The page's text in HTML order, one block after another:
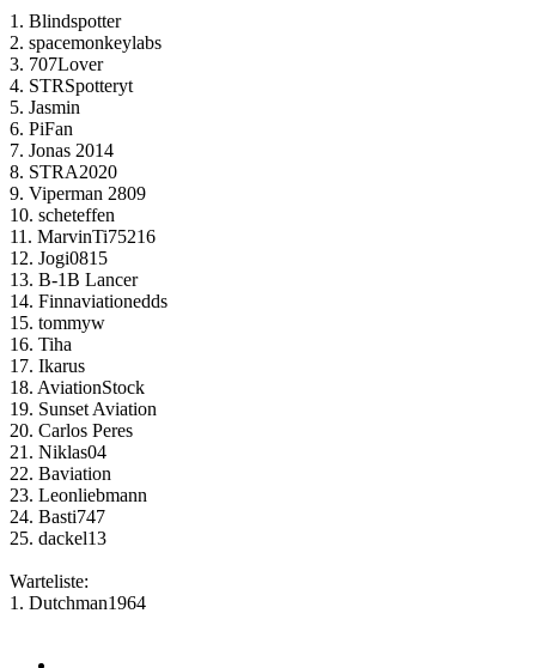
1. Blindspotter
2. spacemonkeylabs
3. 707Lover
4. STRSpotteryt
5. Jasmin
6. PiFan
7. Jonas 2014
8. STRA2020
9. Viperman 2809
10. scheteffen
11. MarvinTi75216
12. Jogi0815
13. B-1B Lancer
14. Finnaviationedds
15. tommyw
16. Tiha
17. Ikarus
18. AviationStock
19. Sunset Aviation
20. Carlos Peres
21. Niklas04
22. Baviation
23. Leonliebmann
24. Basti747
25. dackel13
Warteliste:
1. Dutchman1964